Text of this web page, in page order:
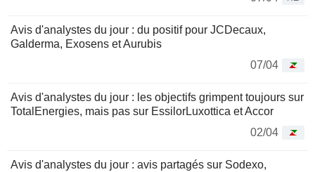
Avis d'analystes du jour : du positif pour JCDecaux,
Galderma, Exosens et Aurubis
07/04
Avis d'analystes du jour : les objectifs grimpent toujours sur
TotalEnergies, mais pas sur EssilorLuxottica et Accor
02/04
Avis d'analystes du jour : avis partagés sur Sodexo,